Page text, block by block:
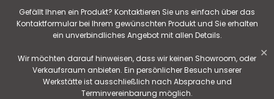
Gefällt Ihnen ein Produkt? Kontaktieren Sie uns einfach über das
Kontaktformular bei Ihrem gewünschten Produkt und Sie erhalten
ein unverbindliches Angebot mit allen Details.
Wir möchten darauf hinweisen, dass wir keinen Showroom, oder
Verkaufsraum anbieten. Ein persönlicher Besuch unserer
Werkstätte ist ausschließlich nach Absprache und
Terminvereinbarung möglich.
✕